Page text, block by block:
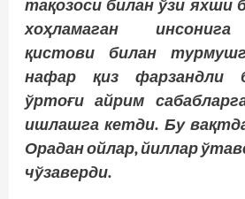
тақозоси билан ўзи яхши
хоҳламаган
қистови билан
нафар қиз фарзандли
ўртоғи айрим
ишлашга кетди. Бу
Орадан ойлар, йиллар
чўзаверди.